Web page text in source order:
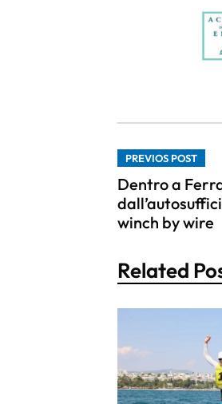
PREVIOS POST
Dentro a
winch by wire
Related